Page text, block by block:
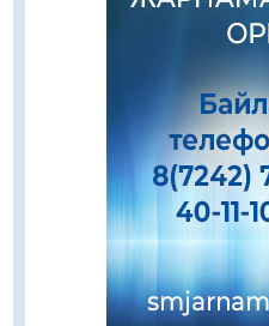
Еңбегі ерлікпен тең
Даналықтың
шамшырағы
08.08.2026
Кенеге қарсы
жүргізілуде
07.08.2026